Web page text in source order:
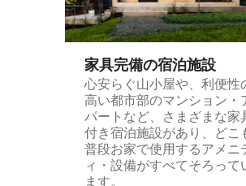
家具完備の宿⁠泊⁠施⁠設
心安らぐ山小屋や、利便性
高い都市部のマンション・
パートなど、さまざまな家
付き宿泊施設があり、どこ
普段お家で使用するアメニ
ィ・設備がすべてそろって
ます。